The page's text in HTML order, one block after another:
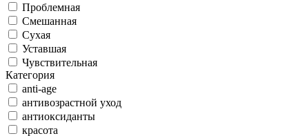
Проблемная
Смешанная
Сухая
Уставшая
Чувствительная
Категория
anti-age
антивозрастной уход
антиоксиданты
красота